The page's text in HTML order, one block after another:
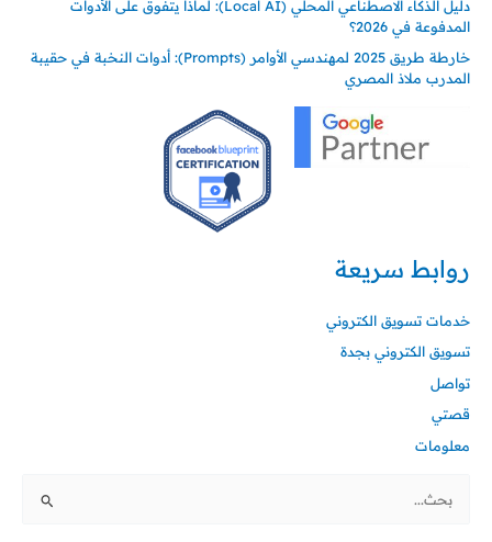
دليل الذكاء الاصطناعي المحلي (Local AI): لماذا يتفوق على الأدوات
المدفوعة في 2026؟
خارطة طريق 2025 لمهندسي الأوامر (Prompts): أدوات النخبة في حقيبة
المدرب ملاذ المصري
روابط سريعة
خدمات تسويق الكتروني
تسويق الكتروني بجدة
تواصل
قصتي
معلومات
البحث